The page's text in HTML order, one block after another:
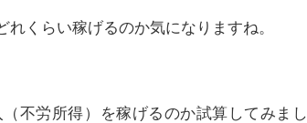
くらい稼げるのか気になりますね。
不労所得）を稼げるのか試算してみまし